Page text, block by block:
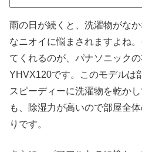
雨の日が続くと、洗濯物がな
なニオイに悩まされますよね
てくれるのが、パナソニック
YHVX120です。このモデルは
スピーディーに洗濯物を乾か
も、除湿力が高いので部屋全
りです。